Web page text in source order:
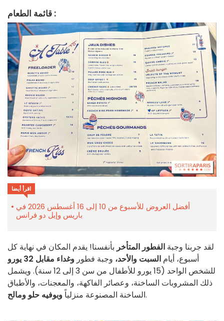
قائمة الطعام :
اقرأ أيضا
أفضل العروض للأسبوع من 10 إلى 16 أغسطس 2026 في
باريس وإيل دو فرانس
لقد جربنا وجبة الفطور المتأخر بأنفسنا! يقدم المكان في نهاية كل
أسبوع، أيام السبت والأحد، وجبة فطور وغداء مقابل 32 يورو
للشخص الواحد (15 يورو للأطفال من سن 3 إلى 12 سنة). ويشمل
ذلك المشروبات الساخنة، وعصائر الفاكهة، والمعجنات، والأطباق
الساخنة المصنوعة منزلياًوبوفيه حلو ومالح .